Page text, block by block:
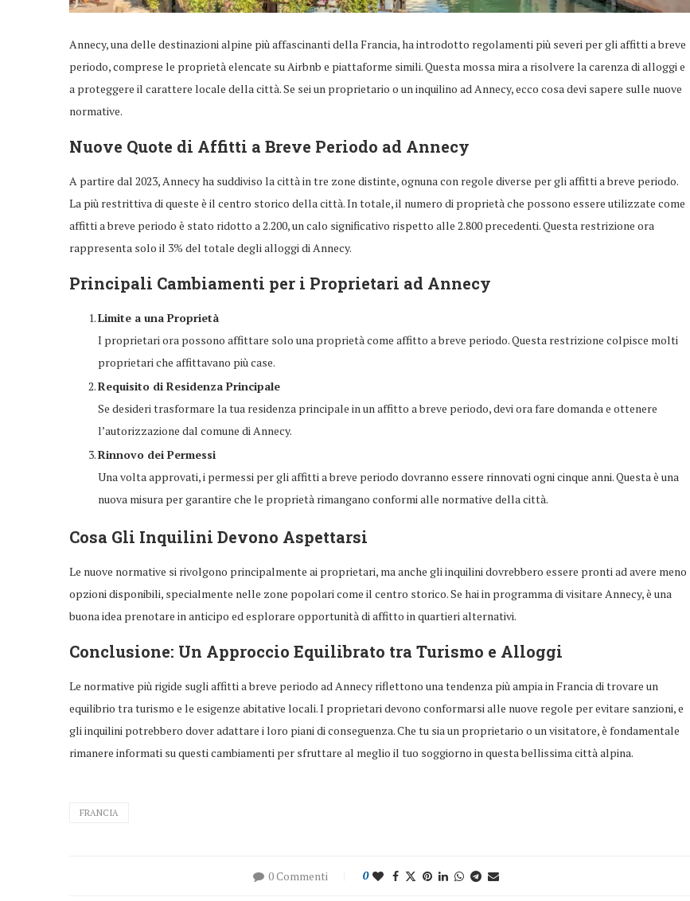
Annecy, una delle destinazioni alpine più affascinanti della Francia, ha introdotto regolamenti più severi per gli affitti a breve
periodo, comprese le proprietà elencate su Airbnb e piattaforme simili. Questa mossa mira a risolvere la carenza di alloggi e
a proteggere il carattere locale della città. Se sei un proprietario o un inquilino ad Annecy, ecco cosa devi sapere sulle nuove
normative.
Nuove Quote di Affitti a Breve Periodo ad Annecy
A partire dal 2023, Annecy ha suddiviso la città in tre zone distinte, ognuna con regole diverse per gli affitti a breve periodo.
La più restrittiva di queste è il centro storico della città. In totale, il numero di proprietà che possono essere utilizzate come
affitti a breve periodo è stato ridotto a 2.200, un calo significativo rispetto alle 2.800 precedenti. Questa restrizione ora
rappresenta solo il 3% del totale degli alloggi di Annecy.
Principali Cambiamenti per i Proprietari ad Annecy
Limite a una Proprietà
I proprietari ora possono affittare solo una proprietà come affitto a breve periodo. Questa restrizione colpisce molti
proprietari che affittavano più case.
Requisito di Residenza Principale
Se desideri trasformare la tua residenza principale in un affitto a breve periodo, devi ora fare domanda e ottenere
l’autorizzazione dal comune di Annecy.
Rinnovo dei Permessi
Una volta approvati, i permessi per gli affitti a breve periodo dovranno essere rinnovati ogni cinque anni. Questa è una
nuova misura per garantire che le proprietà rimangano conformi alle normative della città.
Cosa Gli Inquilini Devono Aspettarsi
Le nuove normative si rivolgono principalmente ai proprietari, ma anche gli inquilini dovrebbero essere pronti ad avere meno
opzioni disponibili, specialmente nelle zone popolari come il centro storico. Se hai in programma di visitare Annecy, è una
buona idea prenotare in anticipo ed esplorare opportunità di affitto in quartieri alternativi.
Conclusione: Un Approccio Equilibrato tra Turismo e Alloggi
Le normative più rigide sugli affitti a breve periodo ad Annecy riflettono una tendenza più ampia in Francia di trovare un
equilibrio tra turismo e le esigenze abitative locali. I proprietari devono conformarsi alle nuove regole per evitare sanzioni, e
gli inquilini potrebbero dover adattare i loro piani di conseguenza. Che tu sia un proprietario o un visitatore, è fondamentale
rimanere informati su questi cambiamenti per sfruttare al meglio il tuo soggiorno in questa bellissima città alpina.
FRANCIA
0 Commenti 0